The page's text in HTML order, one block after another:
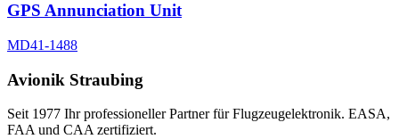
GPS Annunciation Unit
MD41-1488
Avionik Straubing
Seit 1977 Ihr professioneller Partner für Flugzeugelektronik. EASA,
FAA und CAA zertifiziert.